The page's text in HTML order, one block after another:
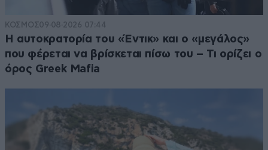
ΚΟΣΜΟΣ09·08·2026 07:44
Η αυτοκρατορία του «Έντικ» και ο «μεγάλος»
που φέρεται να βρίσκεται πίσω του – Τι ορίζει ο
όρος Greek Mafia